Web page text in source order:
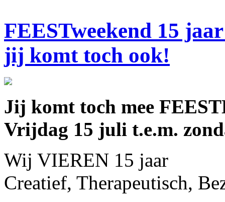
FEESTweekend 15
jij komt toch ook!
Jij komt toch mee
Vrijdag 15 juli t.e.m.
Wij VIEREN 15 jaar
Creatief, Therapeutisch,